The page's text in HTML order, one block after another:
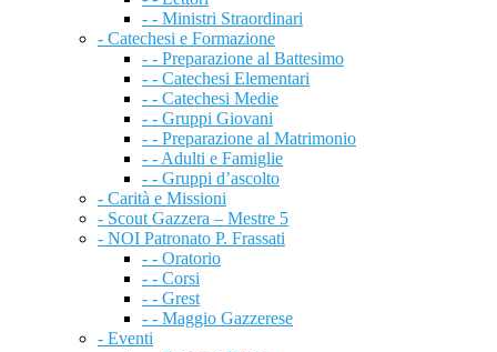
- - Ministri Straordinari
- Catechesi e Formazione
- - Preparazione al Battesimo
- - Catechesi Elementari
- - Catechesi Medie
- - Gruppi Giovani
- - Preparazione al Matrimonio
- - Adulti e Famiglie
- - Gruppi d’ascolto
- Carità e Missioni
- Scout Gazzera – Mestre 5
- NOI Patronato P. Frassati
- - Oratorio
- - Corsi
- - Grest
- - Maggio Gazzerese
- Eventi